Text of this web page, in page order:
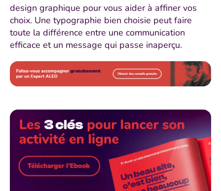
design graphique pour vous aider à affiner vos
choix. Une typographie bien choisie peut faire
toute la différence entre une communication
efficace et un message qui passe inaperçu.